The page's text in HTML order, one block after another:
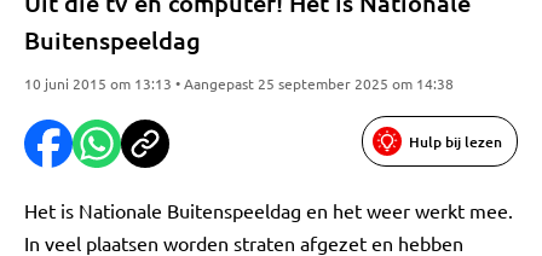
Buitenspeeldag
10 juni 2015 om 13:13 • Aangepast 25 september 2025 om 14:38
Hulp bij lezen
Het is Nationale Buitenspeeldag en het weer werkt mee.
In veel plaatsen worden straten afgezet en hebben